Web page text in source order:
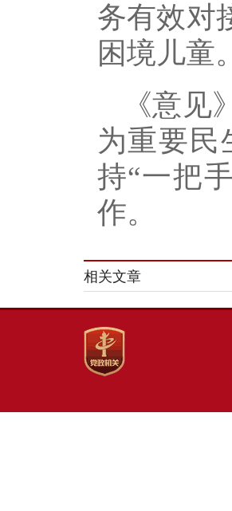
务有效对
困境儿童。
《意
为重要民
持“一把
作。
相关文章